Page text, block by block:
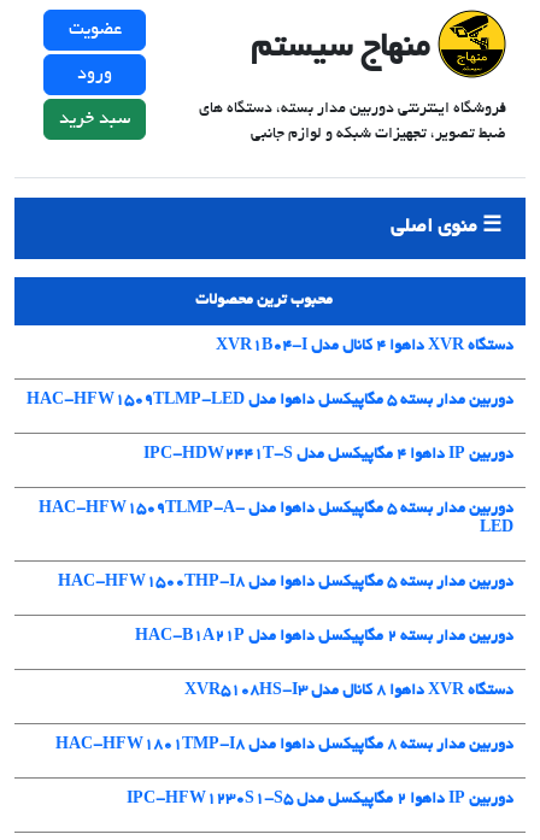
منهاج سیستم
عضویت
ورود
سبد خرید
فروشگاه اینترنتی دوربین مدار بسته، دستگاه های
ضبط تصویر، تجهیزات شبکه و لوازم جانبی
منوی اصلی
محبوب ترین محصولات
دستگاه XVR داهوا 4 کانال مدل XVR1B04-I
دوربین مدار بسته 5 مگاپیکسل داهوا مدل HAC-HFW1509TLMP-LED
دوربین IP داهوا 4 مگاپیکسل مدل IPC-HDW2441T-S
دوربین مدار بسته 5 مگاپیکسل داهوا مدل HAC-HFW1509TLMP-A-
LED
دوربین مدار بسته 5 مگاپیکسل داهوا مدل HAC-HFW1500THP-I8
دوربین مدار بسته ۲ مگاپیکسل داهوا مدل HAC-B1A21P
دستگاه XVR داهوا 8 کانال مدل XVR5108HS-I3
دوربین مدار بسته 8 مگاپیکسل داهوا مدل HAC-HFW1801TMP-I8
دوربین IP داهوا 2 مگاپیکسل مدل IPC-HFW1230S1-S5